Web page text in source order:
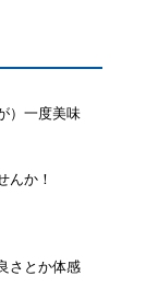
）一度美味
んか！
さとか体感